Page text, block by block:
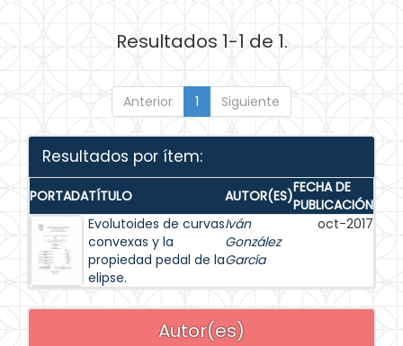
Resultados 1-1 de 1.
Anterior 1 Siguiente
Resultados por ítem:
PORTADATÍTULO AUTOR(ES)FECHA DE
PUBLICACIÓN
Evolutoides de curvas
convexas y la
propiedad pedal de la
elipse.
Iván
González
García
oct-2017
Autor(es)